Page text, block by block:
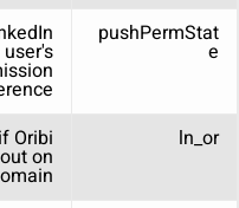
pushPermStat
e
ln_or
Oribi
on